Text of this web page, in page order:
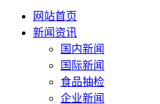
网站首页
新闻资讯
国内新闻
国际新闻
食品抽检
企业新闻